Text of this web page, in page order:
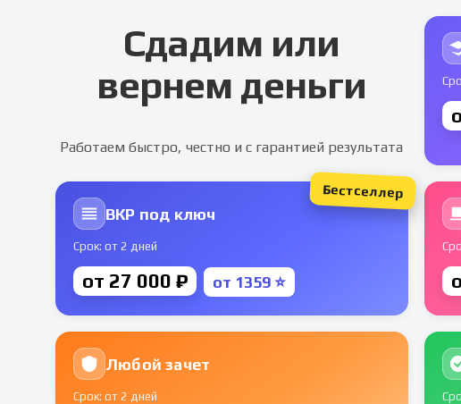
Сдадим или
вернем деньги
Работаем быстро, честно и с гарантией результата
ВКР под ключ
Срок: от 2 дней
от 27 000 ₽ от 1359 ⭐
Бестселлер
Любой зачет
Срок: от 2 дней